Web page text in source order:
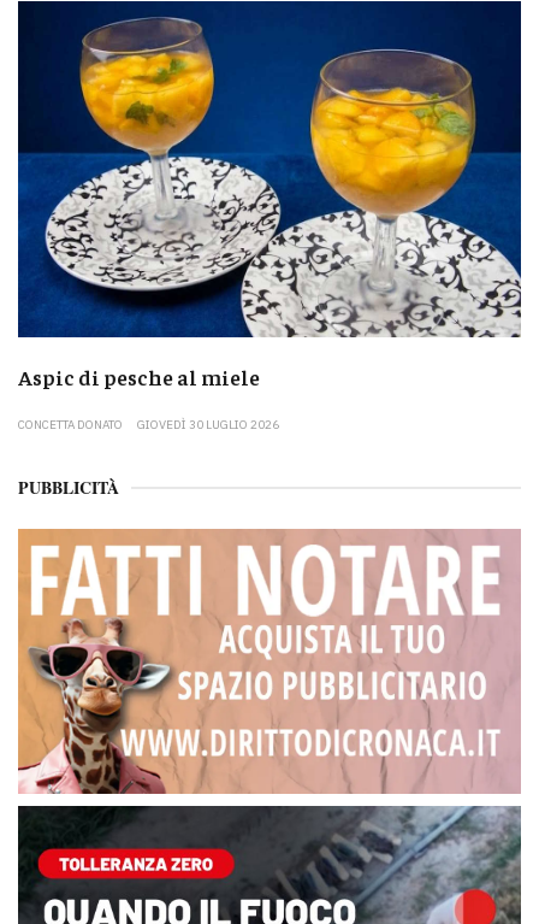
Aspic di pesche al miele
CONCETTA DONATO GIOVEDÌ 30 LUGLIO 2026
PUBBLICITÀ